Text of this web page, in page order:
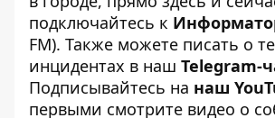
подключайтесь к
FM). Также можете писать о
инцидентах в наш Telegram-
Подписывайтесь на наш
первыми смотрите видео о